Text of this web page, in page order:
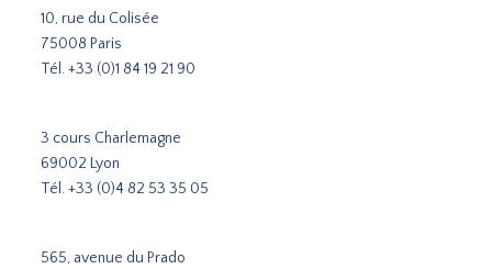
10, rue du Colisée
75008 Paris
Tél.+33 (0)1 84 19 21 90
3 cours Charlemagne
69002 Lyon
Tél.+33 (0)4 82 53 35 05
565, avenue du Prado